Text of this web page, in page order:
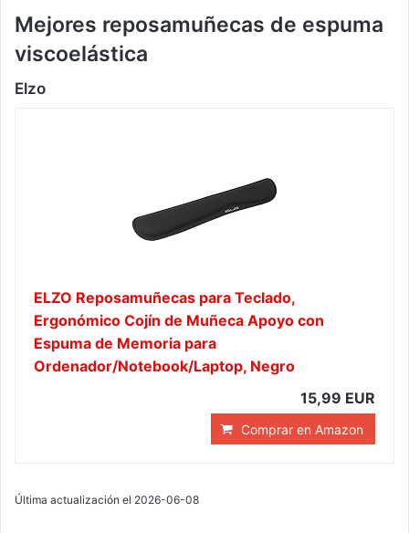
Mejores reposamuñecas de espuma
viscoelástica
Elzo
ELZO Reposamuñecas para Teclado,
Ergonómico Cojín de Muñeca Apoyo con
Espuma de Memoria para
Ordenador/Notebook/Laptop, Negro
15,99 EUR
Comprar en Amazon
Última actualización el 2026-06-08